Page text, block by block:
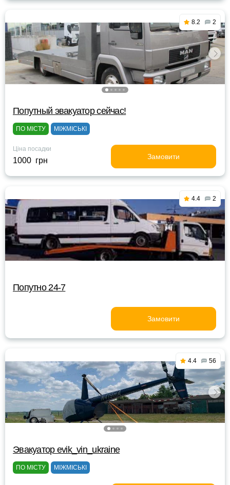
8.2 2
Попутный эвакуатор сейчас!
ПО МІСТУ МІЖМІСЬКІ
Ціна посадки
1000 грн Замовити
4.4 2
Попутно 24-7
Замовити
4.4 56
Эвакуатор evik_vin_ukraine
ПО МІСТУ МІЖМІСЬКІ